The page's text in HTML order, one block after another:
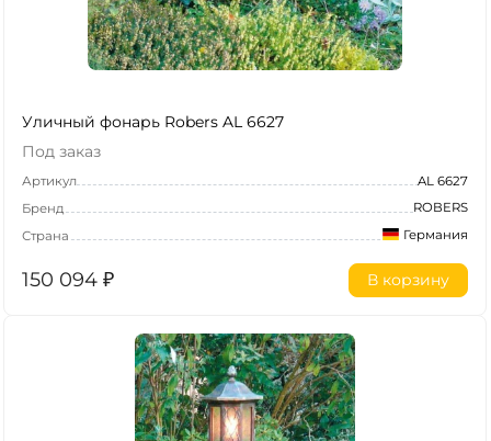
Уличный фонарь Robers AL 6627
Под заказ
Артикул
AL 6627
Бренд
ROBERS
Страна
Германия
150 094 ₽ В корзину